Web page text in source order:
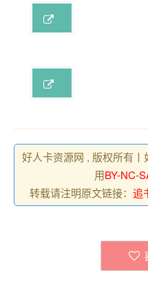
好人卡资源网 , 版权所有
用BY-NC-
转载请注明原文链接： 追